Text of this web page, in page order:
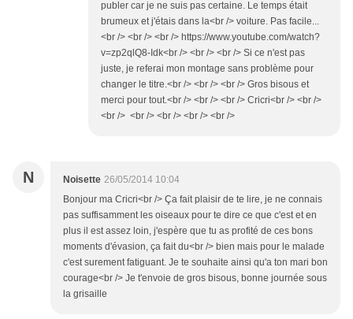
publer car je ne suis pas certaine. Le temps était
brumeux et j'étais dans la<br /> voiture. Pas facile...
<br /> <br /> <br /> https://www.youtube.com/watch?
v=zp2qlQ8-Idk<br /> <br /> <br /> Si ce n'est pas
juste, je referai mon montage sans problème pour
changer le titre.<br /> <br /> <br /> Gros bisous et
merci pour tout.<br /> <br /> <br /> Cricri<br /> <br />
<br /> <br /> <br /> <br /> <br />
N Noisette 26/05/2014 10:04
Bonjour ma Cricri<br /> Ça fait plaisir de te lire, je ne connais
pas suffisamment les oiseaux pour te dire ce que c'est et en
plus il est assez loin, j'espère que tu as profité de ces bons
moments d'évasion, ça fait du<br /> bien mais pour le malade
c'est surement fatiguant. Je te souhaite ainsi qu'a ton mari bon
courage<br /> Je t'envoie de gros bisous, bonne journée sous
la grisaille